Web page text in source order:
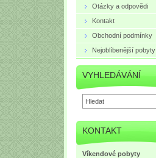
Otázky a odpovědi
Kontakt
Obchodní podmínky
Nejoblíbenější pobyty
VYHLEDÁVÁNÍ
KONTAKT
Víkendové pobyty